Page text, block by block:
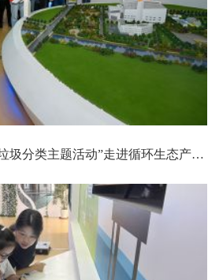
20231103越城区“生活垃圾分类主题活动”走进循环生态产业园（一期）再生资源发电厂